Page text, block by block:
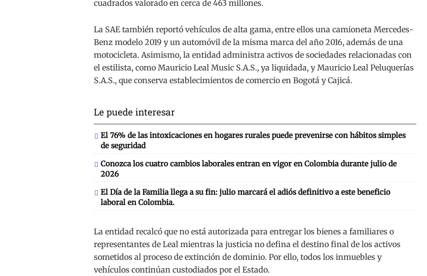
cuadrados valorado en cerca de 463 millones.
La SAE también reportó vehículos de alta gama, entre ellos una camioneta Mercedes-
Benz modelo 2019 y un automóvil de la misma marca del año 2016, además de una
motocicleta. Asimismo, la entidad administra activos de sociedades relacionadas con
el estilista, como Mauricio Leal Music S.A.S., ya liquidada, y Mauricio Leal Peluquerías
S.A.S., que conserva establecimientos de comercio en Bogotá y Cajicá.
Le puede interesar
El 76% de las intoxicaciones en hogares rurales puede prevenirse con hábitos simples
de seguridad
Conozca los cuatro cambios laborales entran en vigor en Colombia durante julio de
2026
El Día de la Familia llega a su fin: julio marcará el adiós definitivo a este beneficio
laboral en Colombia.
La entidad recalcó que no está autorizada para entregar los bienes a familiares o
representantes de Leal mientras la justicia no defina el destino final de los activos
sometidos al proceso de extinción de dominio. Por ello, todos los inmuebles y
vehículos continúan custodiados por el Estado.